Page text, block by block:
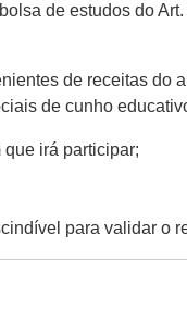
de estudos do
de receitas do
de cunho
irá participar;
para validar o